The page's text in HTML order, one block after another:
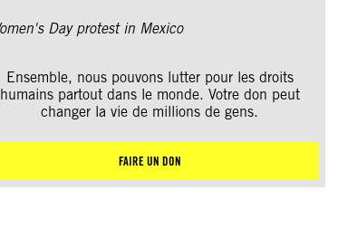
Ensemble, nous pouvons lutter pour les droits
humains partout dans le monde. Votre don peut
changer la vie de millions de gens.
FAIRE UN DON